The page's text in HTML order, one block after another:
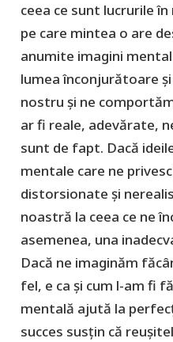
ceea ce sunt lucrurile
pe care mintea o are
anumite imagini
lumea înconjurătoare
nostru și ne
ar fi reale, adevărate,
sunt de fapt. Dacă
mentale care ne
distorsionate și
noastră la ceea ce ne
asemenea, una
Dacă ne imaginăm
fel, e ca și cum l-am fi
mentală ajută la
succes susțin că